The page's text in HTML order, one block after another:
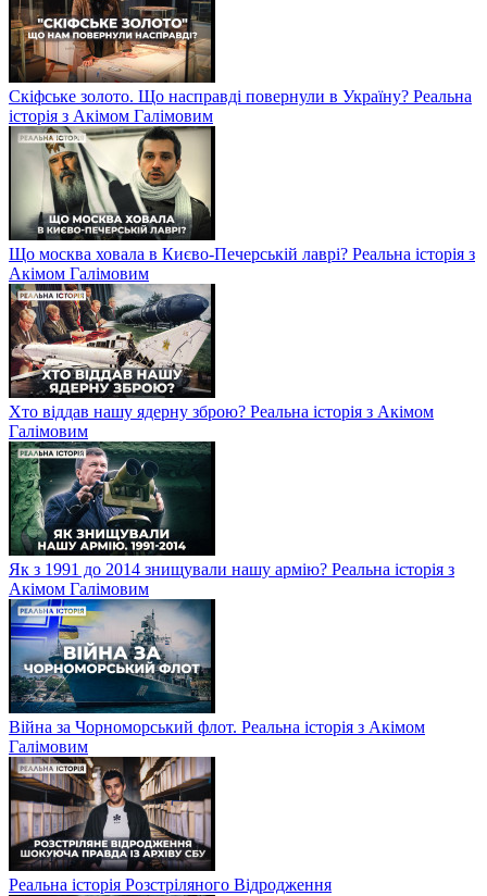
Скіфське золото. Що насправді повернули в Україну? Реальна
історія з Акімом Галімовим
Що москва ховала в Києво-Печерській лаврі? Реальна історія з
Акімом Галімовим
Хто віддав нашу ядерну зброю? Реальна історія з Акімом
Галімовим
Як з 1991 до 2014 знищували нашу армію? Реальна історія з
Акімом Галімовим
Війна за Чорноморський флот. Реальна історія з Акімом
Галімовим
Реальна історія Розстріляного Відродження